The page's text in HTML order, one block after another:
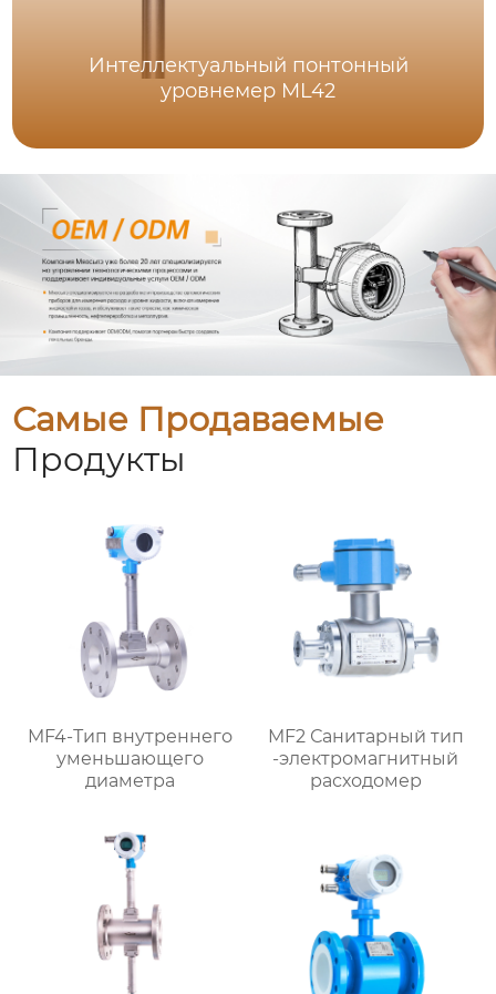
Интеллектуальный понтонный
уровнемер ML42
Самые Продаваемые
Продукты
MF4-Тип внутреннего
уменьшающего
диаметра
MF2 Санитарный тип
-электромагнитный
расходомер